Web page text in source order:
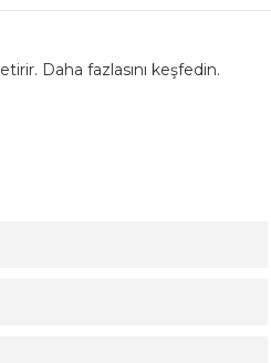
Daha fazlasını keşfedin.